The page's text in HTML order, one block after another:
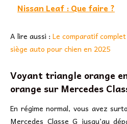
Nissan Leaf : Que faire ?
A lire aussi : Le comparatif
siège auto pour chien en 2025
Voyant triangle orange
orange sur Mercedes
En régime normal, vous avez
Mercedes Classe G jusqu’au